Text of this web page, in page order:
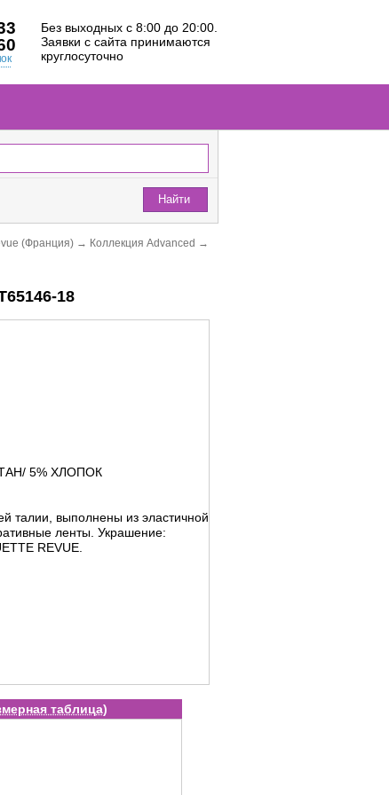
Без выходных с 8:00 до 20:00.
Заявки с сайта принимаются
круглосуточно
Найти
(Франция) → Коллекция Advanced →
18
5% ХЛОПОК
талии, выполнены из эластичной
ленты. Украшение:
REVUE.
таблица)